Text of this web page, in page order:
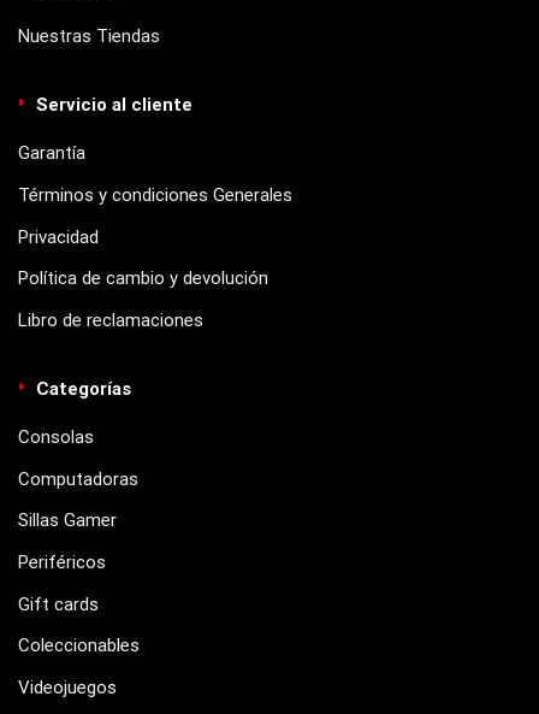
Nuestras Tiendas
Servicio al cliente
Garantía
Términos y condiciones Generales
Privacidad
Política de cambio y devolución
Libro de reclamaciones
Categorías
Consolas
Computadoras
Sillas Gamer
Periféricos
Gift cards
Coleccionables
Videojuegos